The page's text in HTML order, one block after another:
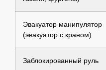
Эвакуатор манипулятор
(эвакуатор с краном)
Заблокированный руль